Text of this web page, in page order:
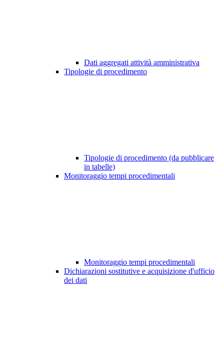
Dati aggregati attività amministrativa
Tipologie di procedimento
Tipologie di procedimento (da pubblicare
in tabelle)
Monitoraggio tempi procedimentali
Monitoraggio tempi procedimentali
Dichiarazioni sostitutive e acquisizione d'ufficio
dei dati